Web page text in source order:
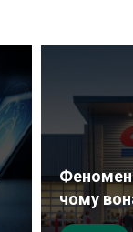
Феномен
чому